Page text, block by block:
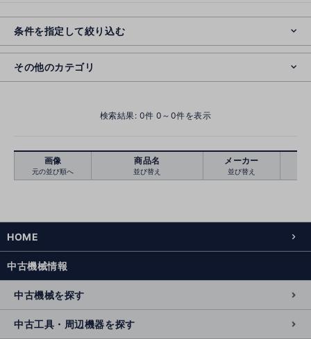
条件を指定して絞り込む
絞り込む クリア
その他のカテゴリ
o
s
e
検索結果: 0件 0～0件を表示
画像
元の並び順へ
商品名
並び替え
メーカー
並び替え
HOME
中古機械情報
中古機械を探す
中古工具・周辺機器を探す